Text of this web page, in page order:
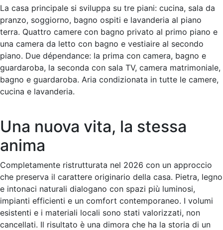
La casa principale si sviluppa su tre piani: cucina, sala da
pranzo, soggiorno, bagno ospiti e lavanderia al piano
terra. Quattro camere con bagno privato al primo piano e
una camera da letto con bagno e vestiaire al secondo
piano. Due dépendance: la prima con camera, bagno e
guardaroba, la seconda con sala TV, camera matrimoniale,
bagno e guardaroba. Aria condizionata in tutte le camere,
cucina e lavanderia.
Una nuova vita, la stessa
anima
Completamente ristrutturata nel 2026 con un approccio
che preserva il carattere originario della casa. Pietra, legno
e intonaci naturali dialogano con spazi più luminosi,
impianti efficienti e un comfort contemporaneo. I volumi
esistenti e i materiali locali sono stati valorizzati, non
cancellati. Il risultato è una dimora che ha la storia di un